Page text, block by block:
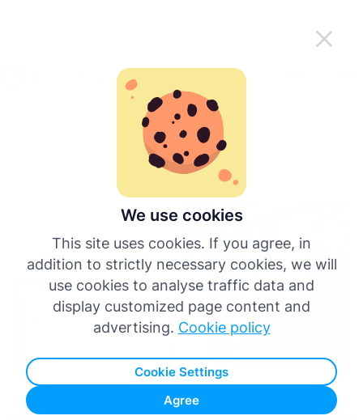
We use cookies
This site uses cookies. If you agree, in
addition to strictly necessary cookies, we will
use cookies to analyse traffic data and
display customized page content and
advertising. Cookie policy
Cookie Settings
Agree
Français
Italiano
Вернуться ко всем статьям
Опубликовано: 16.06.2026